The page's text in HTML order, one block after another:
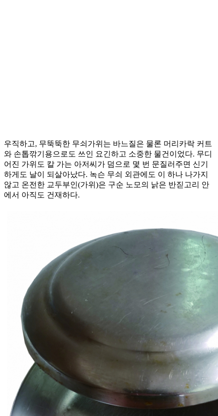
우직하고, 무뚝뚝한 무쇠가위는 바느질은 물론 머리카락 커트
와 손톱깎기용으로도 쓰인 요긴하고 소중한 물건이었다. 무디
어진 가위도 칼 가는 아저씨가 덤으로 몇 번 문질러주면 신기
하게도 날이 되살아났다. 녹슨 무쇠 외관에도 이 하나 나가지
않고 온전한 교두부인(가위)은 구순 노모의 낡은 반짇고리 안
에서 아직도 건재하다.